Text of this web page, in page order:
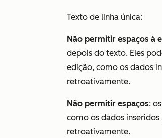
Texto de linha única:
Não permitir espaços à
depois do texto. Eles
edição, como os dados
retroativamente.
Não permitir espaços:
como os dados
retroativamente.